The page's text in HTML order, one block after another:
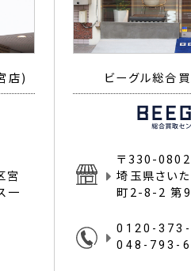
店)
宮
一
ビーグル総合
〒330-0802
埼玉県さい
町2-8-2 第9
0120-
048-793-